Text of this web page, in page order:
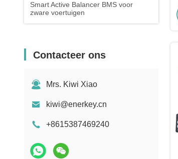
Smart Active Balancer BMS voor
zware voertuigen
Contacteer ons
Mrs. Kiwi Xiao
kiwi@enerkey.cn
+8615387469240